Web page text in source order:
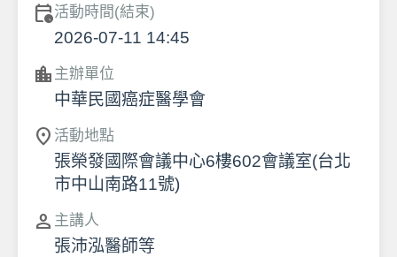
calendar_clock活動時間(結束)
2026-07-11 14:45
location_city 主辦單位
中華民國癌症醫學會
location_on 活動地點
張榮發國際會議中心6樓602會議室(台北
市中山南路11號)
person 主講人
張沛泓醫師等